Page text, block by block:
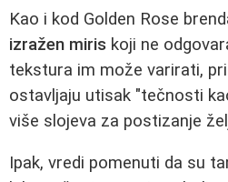
Kao i kod Golden Rose
izražen miris koji ne
tekstura im može varirati,
ostavljaju utisak "tečnosti
više slojeva za postizanje
Ipak, vredi pomenuti da su